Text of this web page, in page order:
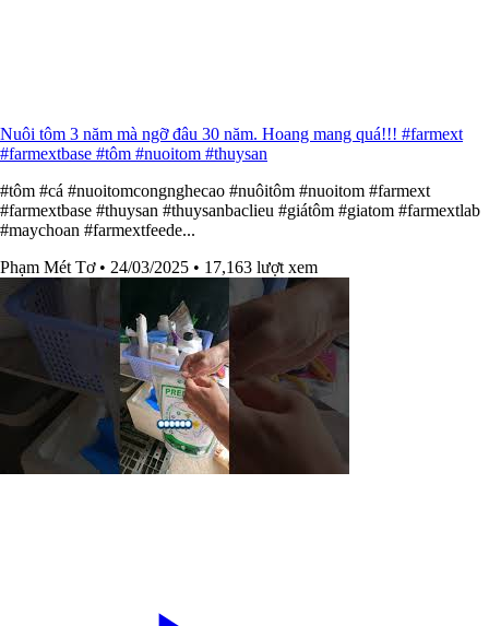
Nuôi tôm 3 năm mà ngỡ đâu 30 năm. Hoang mang quá!!! #farmext
#farmextbase #tôm #nuoitom #thuysan
#tôm #cá #nuoitomcongnghecao #nuôitôm #nuoitom #farmext
#farmextbase #thuysan #thuysanbaclieu #giátôm #giatom #farmextlab
#maychoan #farmextfeede...
Phạm Mét Tơ • 24/03/2025 • 17,163 lượt xem